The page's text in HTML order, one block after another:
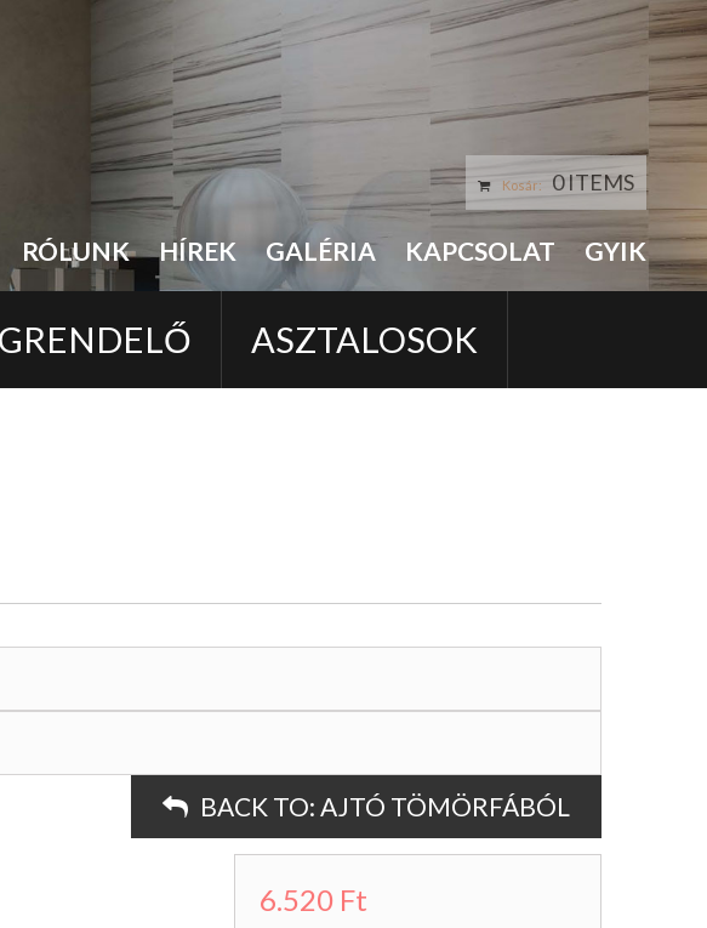
RÓLUNK HÍREK GALÉRIA KAPCSOLAT GYIK
Kosár: 0 ITEMS
ASZTALOSOK
BACK TO: AJTÓ TÖMÖRFÁBÓL
6.520 Ft